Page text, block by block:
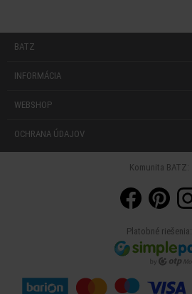
BATZ
INFORMÁCIA
WEBSHOP
OCHRANA ÚDAJOV
Komunita BATZ:
Platobné riešenia: